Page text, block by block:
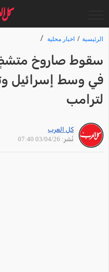
الرئيسية اخبار محلية
سقوط صاروخ
في وسط إسرائيل
لترامب
كل العرب
نُشر: 03/04/26 07:40